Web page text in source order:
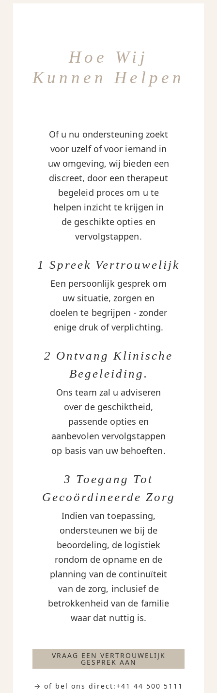
Hoe Wij
Kunnen Helpen
Of u nu ondersteuning zoekt
voor uzelf of voor iemand in
uw omgeving, wij bieden een
discreet, door een therapeut
begeleid proces om u te
helpen inzicht te krijgen in
de geschikte opties en
vervolgstappen.
1 Spreek Vertrouwelijk
Een persoonlijk gesprek om
uw situatie, zorgen en
doelen te begrijpen - zonder
enige druk of verplichting.
2 Ontvang Klinische
Begeleiding.
Ons team zal u adviseren
over de geschiktheid,
passende opties en
aanbevolen vervolgstappen
op basis van uw behoeften.
3 Toegang Tot
Gecoördineerde Zorg
Indien van toepassing,
ondersteunen we bij de
beoordeling, de logistiek
rondom de opname en de
planning van de continuïteit
van de zorg, inclusief de
betrokkenheid van de familie
waar dat nuttig is.
VRAAG EEN VERTROUWELIJK
GESPREK AAN
→ of bel ons direct:+41 44 500 5111